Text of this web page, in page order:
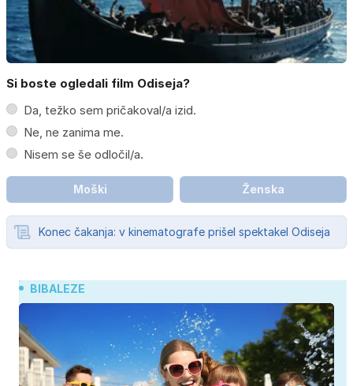
Si boste ogledali film Odiseja?
Da, težko sem pričakoval/a izid.
Ne, ne zanima me.
Nisem se še odločil/a.
Moški Ženska
Konec čakanja: v kinematografe prišel spektakel Odiseja
BIBALEZE